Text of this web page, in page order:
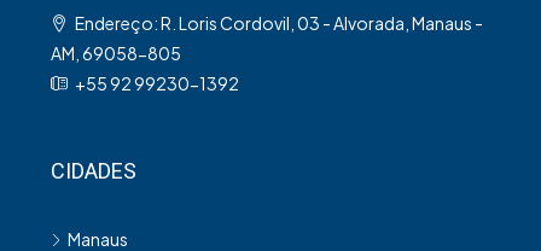
Endereço: R. Loris Cordovil, 03 - Alvorada, Manaus -
AM, 69058-805
+55 92 99230-1392
CIDADES
Manaus